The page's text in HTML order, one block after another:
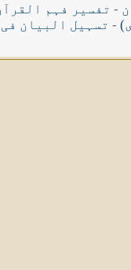
- تفسیر فہم
- تسہیل البیان